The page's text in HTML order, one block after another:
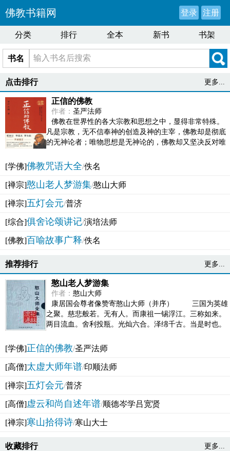
佛教书籍网 登录 注册
分类 排行 全本 新书 书架
书名
点击排行 更多...
正信的佛教
作者： 圣严法师
佛教在世界性的各大宗教和思想之中，显得非常特殊。
凡是宗教，无不信奉神的创造及神的主宰，佛教却是彻底
的无神论者；唯物思想是无神论的，佛教却又坚决反对唯
[学佛]佛教咒语大全/佚名
[禅宗]憨山老人梦游集/憨山大师
[禅宗]五灯会元/普济
[综合]俱舍论颂讲记/演培法师
[佛教]百喻故事广释/佚名
推荐排行 更多...
憨山老人梦游集
作者： 憨山大师
康居国会尊者像赞寄憨山大师（并序） 三国为英雄
之聚。慈悲般若。无有人。而康祖一锡浮江。三称如来。
两目流血。舍利投瓶。光灿六合。泽绵千古。当是时也。
[学佛]正信的佛教/圣严法师
[高僧]太虚大师年谱/印顺法师
[禅宗]五灯会元/普济
[高僧]虚云和尚自述年谱/顺德岑学吕宽贤
[禅宗]寒山拾得诗/寒山大士
收藏排行 更多...